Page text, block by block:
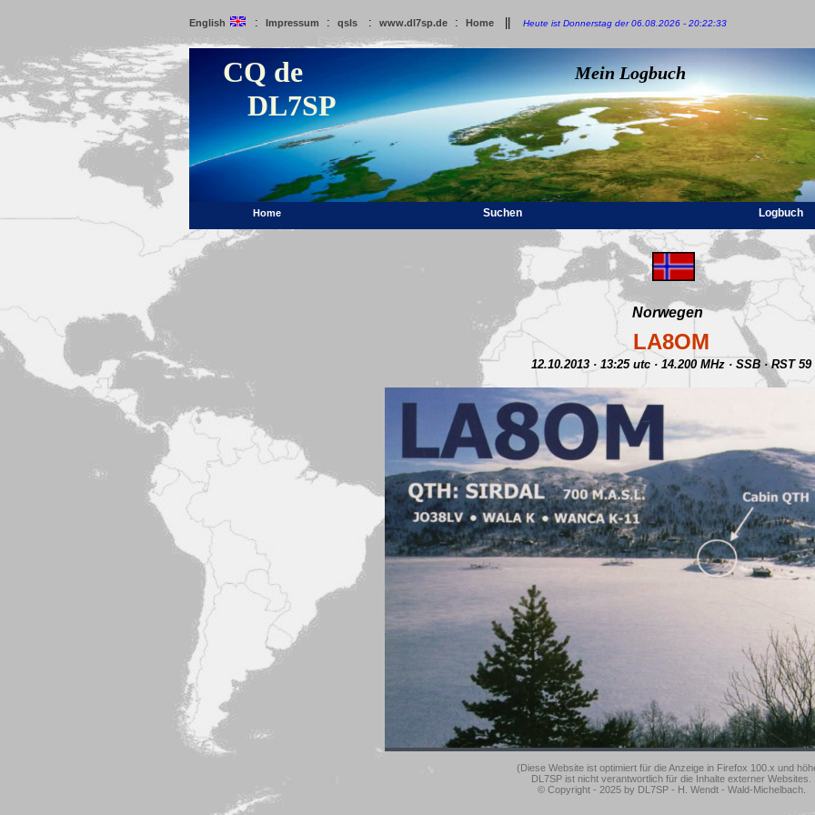
English : Impressum : qsls : www.dl7sp.de : Home Heute ist Donnerstag der 06.08.2026 - 20:22:33
CQ de
DL7SP
Mein Logbuch
Home Suchen Logbuch
Norwegen
LA8OM
12.10.2013 · 13:25 utc · 14.200 MHz · SSB · RST 59
(Diese Website ist optimiert für die Anzeige in Firefox 100.x und
DL7SP ist nicht verantwortlich für die Inhalte externer Websites.
© Copyright - 2025 by DL7SP - H. Wendt - Wald-Michelbach.